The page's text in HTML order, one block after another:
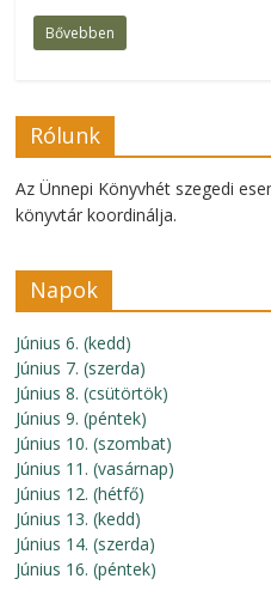
Bővebben
Rólunk
Az Ünnepi Könyvhét szegedi
könyvtár koordinálja.
Napok
Június 6. (kedd)
Június 7. (szerda)
Június 8. (csütörtök)
Június 9. (péntek)
Június 10. (szombat)
Június 11. (vasárnap)
Június 12. (hétfő)
Június 13. (kedd)
Június 14. (szerda)
Június 16. (péntek)